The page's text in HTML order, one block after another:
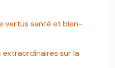
vertus santé et bien-
extraordinaires sur la